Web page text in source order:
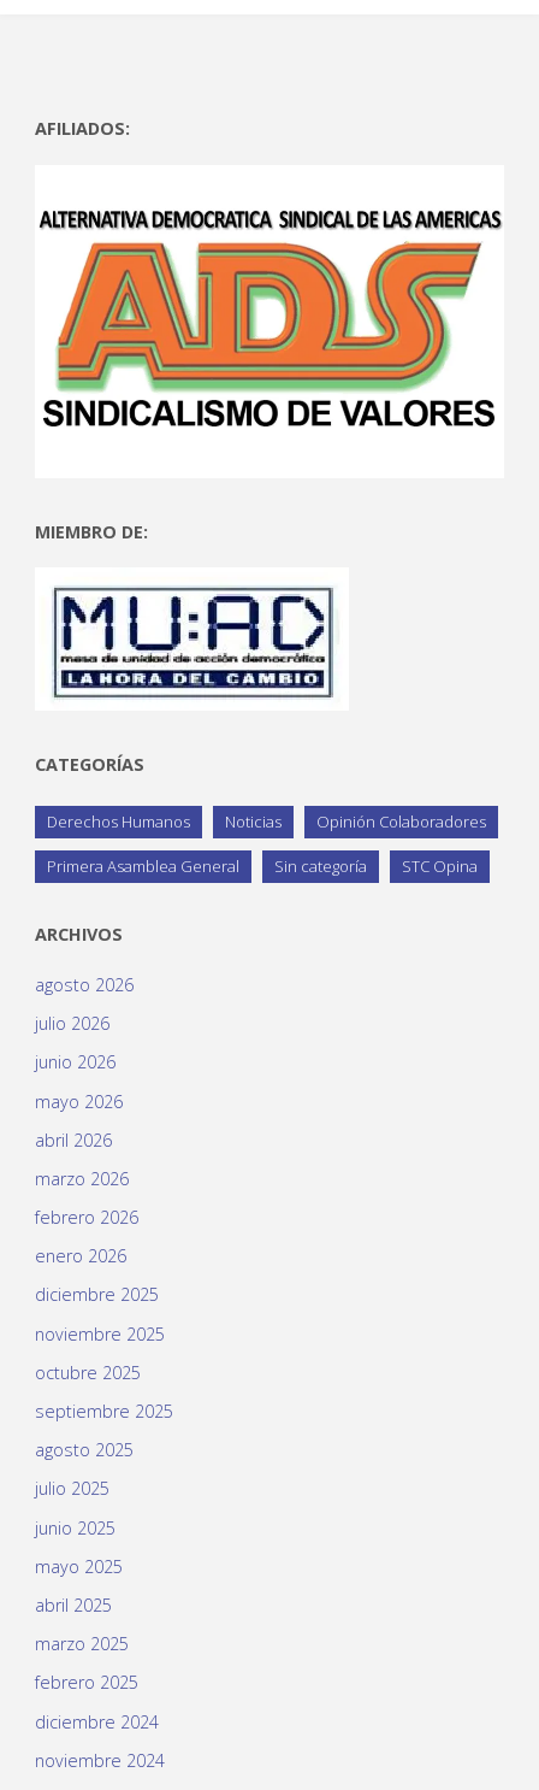
AFILIADOS:
MIEMBRO DE:
CATEGORÍAS
Derechos Humanos Noticias Opinión Colaboradores
Primera Asamblea General Sin categoría STC Opina
ARCHIVOS
agosto 2026
julio 2026
junio 2026
mayo 2026
abril 2026
marzo 2026
febrero 2026
enero 2026
diciembre 2025
noviembre 2025
octubre 2025
septiembre 2025
agosto 2025
julio 2025
junio 2025
mayo 2025
abril 2025
marzo 2025
febrero 2025
diciembre 2024
noviembre 2024